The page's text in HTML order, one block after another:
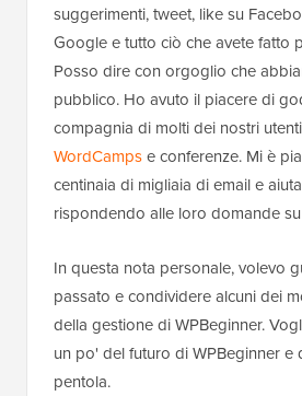
suggerimenti, tweet, like su
Google e tutto ciò che avete fatto
Posso dire con orgoglio che
pubblico. Ho avuto il piacere di
compagnia di molti dei nostri
WordCampse conferenze. Mi è
centinaia di migliaia di email e
rispondendo alle loro domande
In questa nota personale, volevo
passato e condividere alcuni dei
della gestione di WPBeginner.
un po' del futuro di WPBeginner e
pentola.